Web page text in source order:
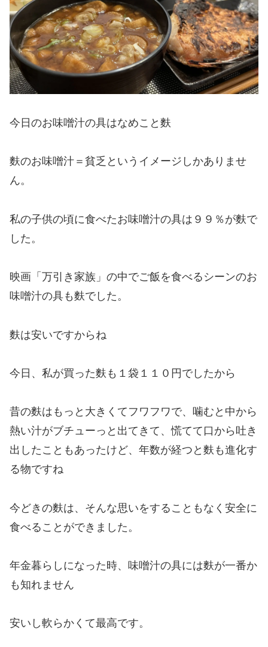
今日のお味噌汁の具はなめこと麩
麩のお味噌汁＝貧乏というイメージしかありませ
ん。
私の子供の頃に食べたお味噌汁の具は９９％が麩で
した。
映画「万引き家族」の中でご飯を食べるシーンのお
味噌汁の具も麩でした。
麩は安いですからね
今日、私が買った麩も１袋１１０円でしたから
昔の麩はもっと大きくてフワフワで、噛むと中から
熱い汁がブチューっと出てきて、慌てて口から吐き
出したこともあったけど、年数が経つと麩も進化す
る物ですね
今どきの麩は、そんな思いをすることもなく安全に
食べることができました。
年金暮らしになった時、味噌汁の具には麩が一番か
も知れません
安いし軟らかくて最高です。